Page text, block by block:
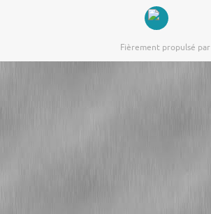
Fièrement propulsé par